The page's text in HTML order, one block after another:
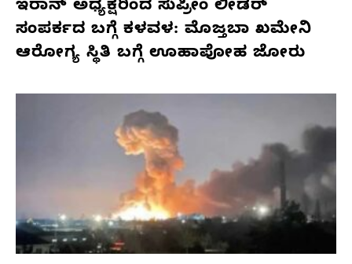
ಇರಾನ್ ಅಧ್ಯಕ್ಷರಿಂದ ಸುಪ್ರೀಂ ಲೀಡರ್
ಸಂಪರ್ಕದ ಬಗ್ಗೆ ಕಳವಳ: ಮೊಜ್ತಬಾ ಖಮೇನಿ
ಆರೋಗ್ಯ ಸ್ಥಿತಿ ಬಗ್ಗೆ ಊಹಾಪೋಹ ಜೋರು